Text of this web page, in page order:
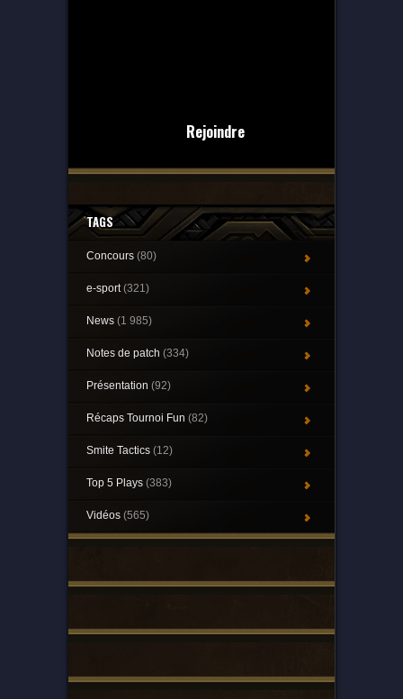
Rejoindre
TAGS
Concours (80)
e-sport(321)
News (1 985)
Notes de patch (334)
Présentation (92)
Récaps Tournoi Fun (82)
Smite Tactics (12)
Top 5 Plays (383)
Vidéos (565)